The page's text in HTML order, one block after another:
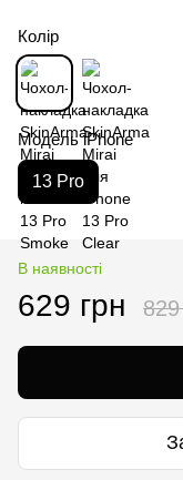
Колір
Модель iPhone
13 Pro
В наявності
629 грн 829